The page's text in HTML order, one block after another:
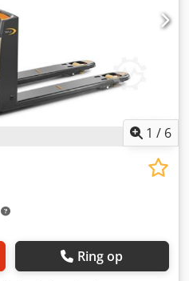
1 / 6
Ring op